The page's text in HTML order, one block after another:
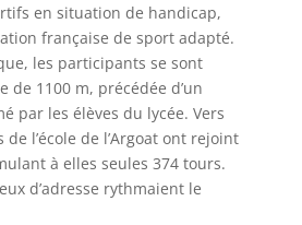
en situation de handicap,
française de sport adapté.
les participants se sont
de 1100 m, précédée d’un
par les élèves du lycée. Vers
l’école de l’Argoat ont rejoint
à elles seules 374 tours.
d’adresse rythmaient le